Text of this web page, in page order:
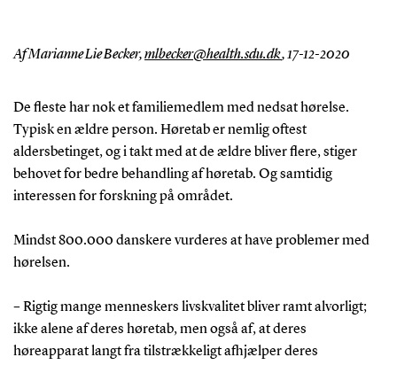
Af Marianne Lie Becker,mlbecker@health.sdu.dk,17-12-2020
De fleste har nok et familiemedlem med nedsat hørelse.
Typisk en ældre person. Høretab er nemlig oftest
aldersbetinget, og i takt med at de ældre bliver flere, stiger
behovet for bedre behandling af høretab. Og samtidig
interessen for forskning på området.
Mindst 800.000 danskere vurderes at have problemer med
hørelsen.
– Rigtig mange menneskers livskvalitet bliver ramt alvorligt;
ikke alene af deres høretab, men også af, at deres
høreapparat langt fra tilstrækkeligt afhjælper deres